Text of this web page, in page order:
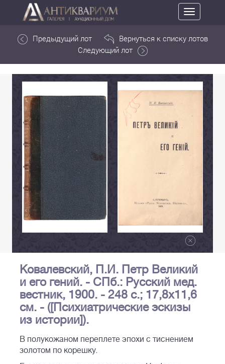
Toggle
navigation
Предыдущий лот
Вернуться к списку лотов
Следующий лот
Ковалевский, П.И. Петр Великий
и его гений. - СПб.: Русский мед.
вестник, 1900. - 248 с.; 17,8х11,6
см. - ([Психиатрические эскизы
из истории]).
В полукожаном переплете эпохи с тиснением
золотом по корешку.